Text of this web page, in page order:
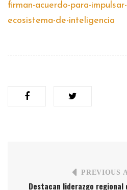
firman-acuerdo-para-
ecosistema-de-inteligencia
PREVIOUS
Destacan liderazgo regional